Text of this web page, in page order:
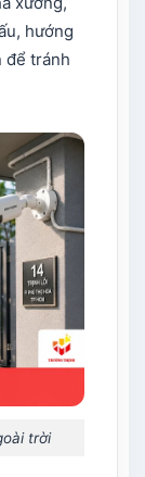
hướng
để tránh
trời